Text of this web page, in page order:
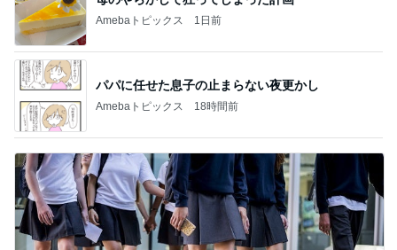
Amebaトピックス 1日前
パパに任せた息子の止まらない夜更かし
Amebaトピックス 18時間前